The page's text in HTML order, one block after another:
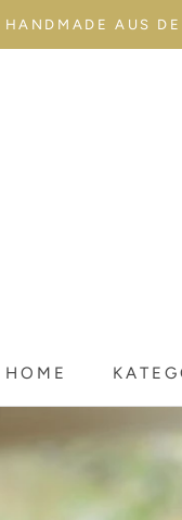
HANDMADE AUS
HOME